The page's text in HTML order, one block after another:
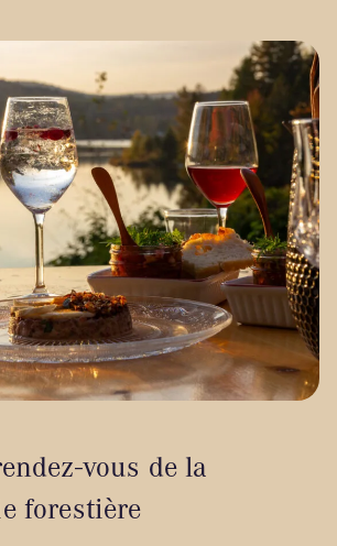
vous de la
forestière